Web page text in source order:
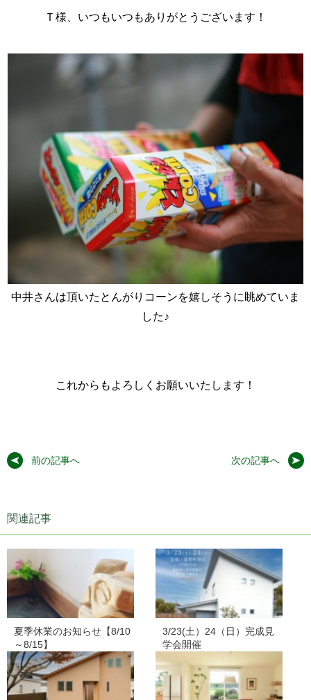
Ｔ様、いつもいつもありがとうございます！
中井さんは頂いたとんがりコーンを嬉しそうに眺めていま
した♪
これからもよろしくお願いいたします！
前の記事へ 次の記事へ
関連記事
夏季休業のお知らせ【8/10
～8/15】
3/23(土）24（日）完成見
学会開催